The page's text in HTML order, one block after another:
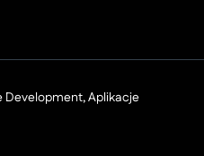
Development, Aplikacje